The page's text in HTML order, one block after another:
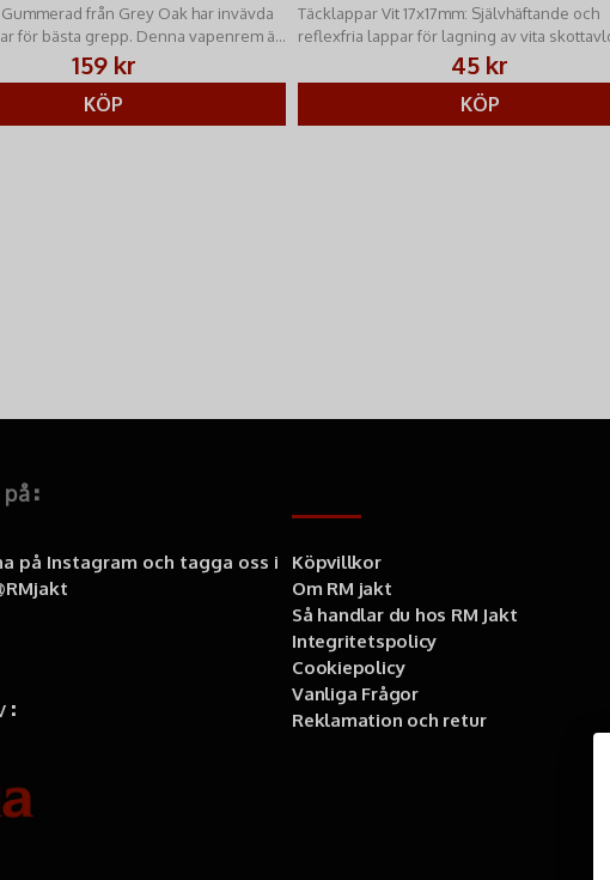
från Grey Oak har invävda
för bästa grepp. Denna vapenrem är
klassiska vapenremmarna.
159 kr
KÖP
Täcklappar Vit 17x17mm: Självhäftande och
reflexfria lappar för lagning av vita
Snabb applicering och starkt klister för alla
miljöer.
45 kr
KÖP
på Instagram och tagga oss i
Köpvillkor
Om RM jakt
Så handlar du hos RM Jakt
Integritetspolicy
Cookiepolicy
Vanliga Frågor
Reklamation och retur